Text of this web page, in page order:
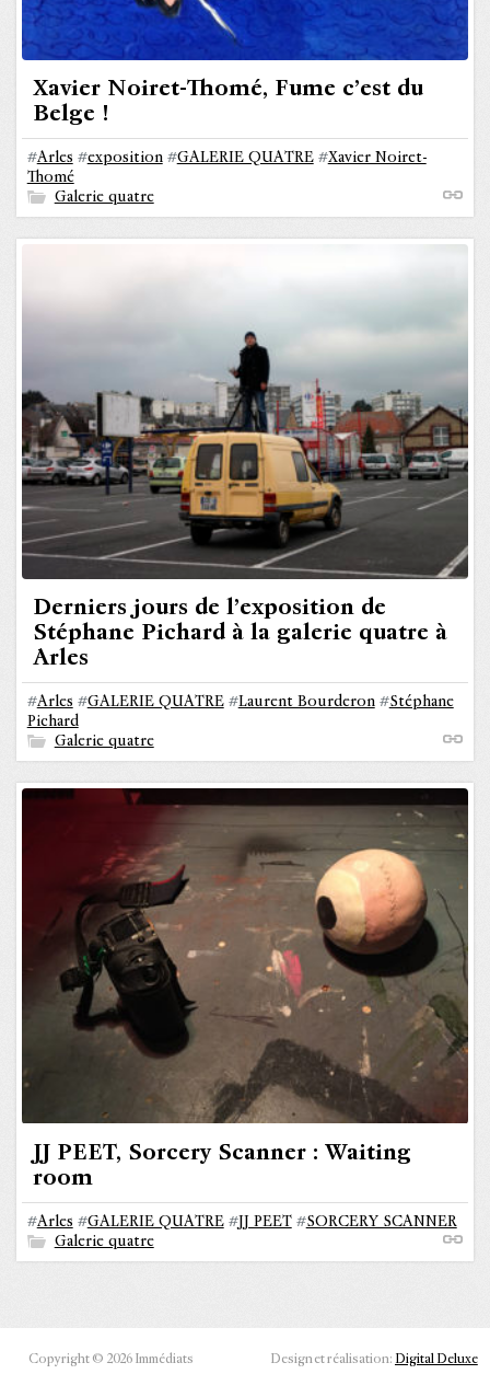
Xavier Noiret-Thomé, Fume c’est du
Belge !
#Arles #exposition#GALERIE QUATRE#Xavier Noiret-
Thomé
Galerie quatre
Derniers jours de l’exposition de
Stéphane Pichard à la galerie quatre à
Arles
#Arles #GALERIE QUATRE#Laurent Bourderon#Stéphane
Pichard
Galerie quatre
JJ PEET, Sorcery Scanner : Waiting
room
#Arles #GALERIE QUATRE#JJ PEET#SORCERY SCANNER
Galerie quatre
Copyright © 2026 Immédiats Design et réalisation: Digital Deluxe